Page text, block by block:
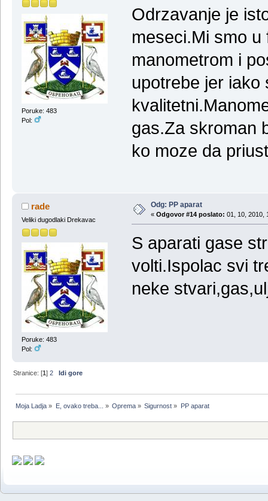
Poruke: 483
Pol:
Odrzavanje je
meseci.Mi smo
manometrom i
upotrebe jer iako
gas.Za skroman
ko moze da
rade
Veliki dugodlaki Drekavac
Poruke: 483
Pol:
Odg: PP aparat
« Odgovor #14 poslato: 01, 10, 2010,
S aparati gase
volti.Ispolac svi
neke
Stranice: [1]2 Idi gore
Moja Ladja » E, ovako treba... » Oprema» Sigurnost » PP aparat